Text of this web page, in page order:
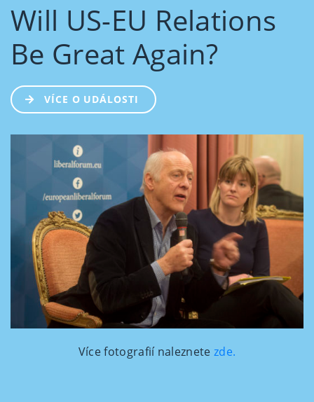
Will US-EU Relations
Be Great Again?
VÍCE O UDÁLOSTI
Více fotografií naleznetezde.